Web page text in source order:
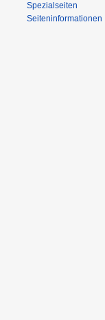
Spezialseiten
Seiten­informationen